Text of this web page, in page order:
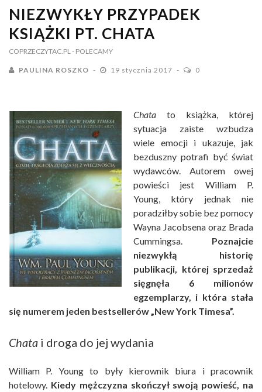
NIEZWYKŁY PRZYPADEK
KSIĄŻKI PT. CHATA
COPRZECZYTAC.PL - POLECAMY
PAULINA ROSZKO 19 stycznia 2017 0
Chata to książka, której
sytuacja zaiste wzbudza
wiele emocji i ukazuje, jak
bezduszny potrafi być świat
wydawców. Autorem owej
powieści jest William P.
Young, który jednak nie
poradziłby sobie bez pomocy
Wayna Jacobsena oraz Brada
Cummingsa. Poznajcie
niezwykłą historię
publikacji, której sprzedaż
sięgnęła 6 milionów
egzemplarzy, i która stała
się numerem jeden bestsellerów „New York Timesa”.
Chata i droga do jej wydania
William P. Young to były kierownik biura i pracownik
hotelowy. Kiedy mężczyzna skończył swoją powieść, na